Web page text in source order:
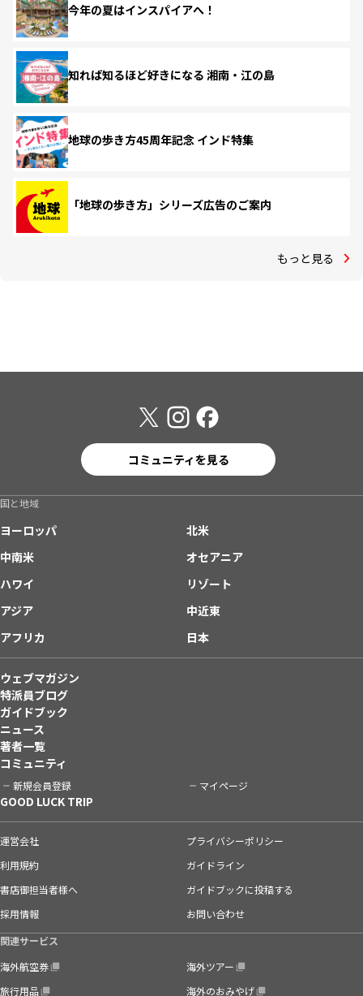
今年の夏はインスパイアへ！
知れば知るほど好きになる 湘南・江の島
地球の歩き方45周年記念 インド特集
「地球の歩き方」シリーズ広告のご案内
もっと見る
コミュニティを見る
国と地域
ヨーロッパ
北米
中南米
オセアニア
ハワイ
リゾート
アジア
中近東
アフリカ
日本
ウェブマガジン
特派員ブログ
ガイドブック
ニュース
著者一覧
コミュニティ
新規会員登録 マイページ
GOOD LUCK TRIP
運営会社
プライバシーポリシー
利用規約
ガイドライン
書店御担当者様へ
ガイドブックに投稿する
採用情報
お問い合わせ
関連サービス
海外航空券
海外ツアー
旅行用品
海外のおみやげ